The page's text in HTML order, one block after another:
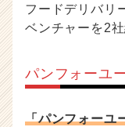
フードデリバリ
ベンチャーを2社
パンフォーユ
「パンフォーユ